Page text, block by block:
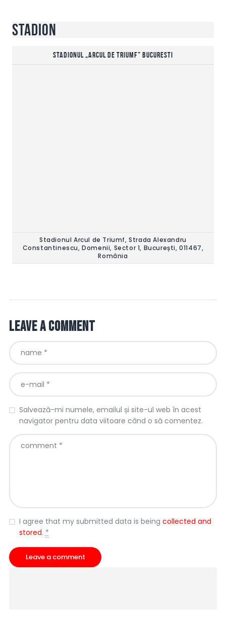
Stadion
Stadionul „Arcul de Triumf” Bucuresti
Stadionul Arcul de Triumf, Strada Alexandru
Constantinescu, Domenii, Sector 1, București, 011467,
România
Leave a comment
Salvează-mi numele, emailul și site-ul web în acest
navigator pentru data viitoare când o să comentez.
I agree that my submitted data is being collected and
stored.*